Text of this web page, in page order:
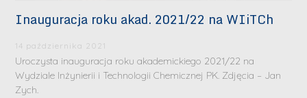
Inauguracja roku akad. 2021/22 na WIiTCh
14 października 2021
Uroczysta inauguracja roku akademickiego 2021/22 na
Wydziale Inżynierii i Technologii Chemicznej PK. Zdjęcia – Jan
Zych.